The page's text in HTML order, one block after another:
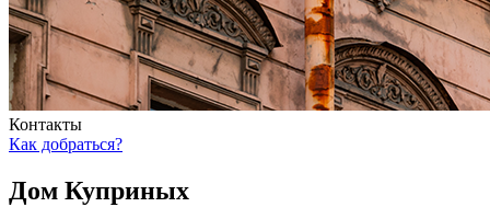
Контакты
Как добраться?
Дом Куприных